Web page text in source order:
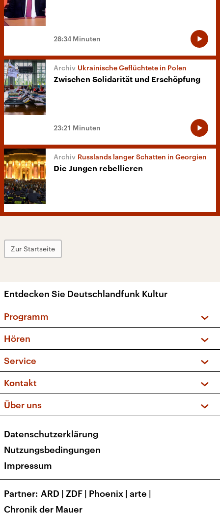
28:34 Minuten
Ukrainische Geflüchtete in Polen
Zwischen Solidarität und Erschöpfung
23:21 Minuten
Russlands langer Schatten in Georgien
Die Jungen rebellieren
Zur Startseite
Entdecken Sie Deutschlandfunk Kultur
Programm
Sendungen und Podcasts
Musikliste
Kakadu – Das Kinderprogramm
Hören
Frequenzen (UKW + DAB+)
Service
FAQ
Apps
Newsletter
Veranstaltungen
Kontakt
Social Media
Über uns
Presse
Karriere
Transparenz
Datenschutzerklärung
Nutzungsbedingungen
Impressum
Partner ARD | ZDF | Phoenix | arte |
Chronik der Mauer